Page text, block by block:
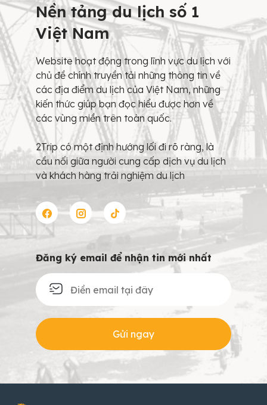
Nền tảng du lịch số 1
Việt Nam
Website hoạt động trong lĩnh vực du lịch với
chủ đề chính truyền tải những thông tin về
các địa điểm du lịch của Việt Nam, những
kiến thức giúp bạn đọc hiểu được hơn về
các vùng miền trên toàn quốc.
2Trip có một định hướng lối đi rõ ràng, là
cầu nối giữa người cung cấp dịch vụ du lịch
và khách hàng trải nghiệm du lịch
Đăng ký email để nhận tin mới nhất
Gửi ngay